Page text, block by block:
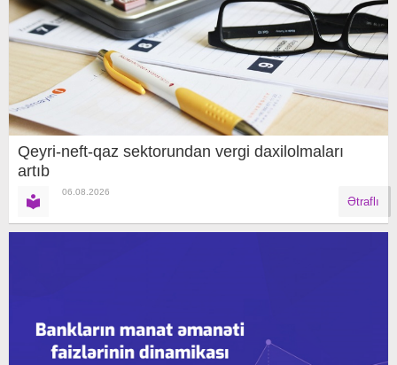
Qeyri-neft-qaz sektorundan vergi daxilolmaları
artıb
06.08.2026
Ətraflı